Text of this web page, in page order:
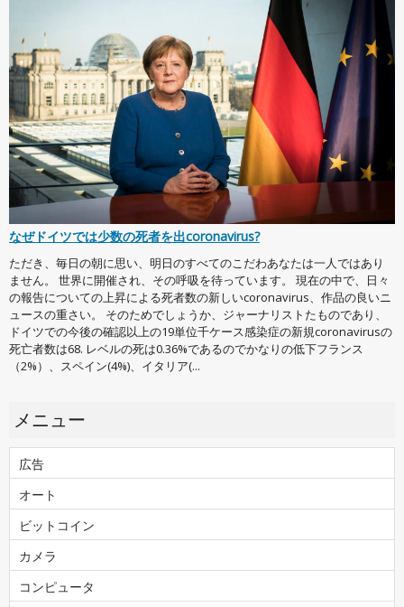
なぜドイツでは少数の死者を出coronavirus?
ただき、毎日の朝に思い、明日のすべてのこだわあなたは一人ではあり
ません。 世界に開催され、その呼吸を待っています。 現在の中で、日々
の報告についての上昇による死者数の新しいcoronavirus、作品の良いニ
ュースの重さい。 そのためでしょうか、ジャーナリストたものであり、
ドイツでの今後の確認以上の19単位千ケース感染症の新規coronavirusの
死亡者数は68. レベルの死は0.36%であるのでかなりの低下フランス
（2%）、スペイン(4%)、イタリア(...
メニュー
広告
オート
ビットコイン
カメラ
コンピュータ